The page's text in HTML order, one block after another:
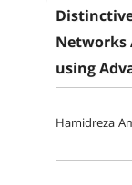
Networks
using
Hamidreza